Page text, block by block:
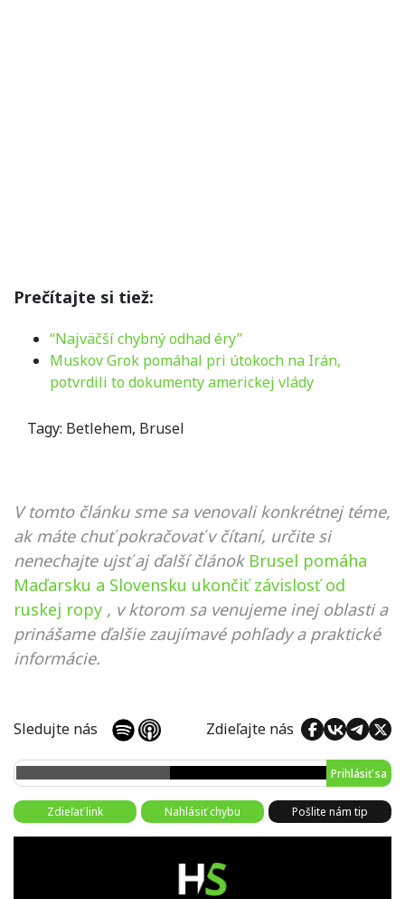
Prečítajte si tiež:
“Najväčší chybný odhad éry”
Muskov Grok pomáhal pri útokoch na Irán,
potvrdili to dokumenty americkej vlády
Tagy: Betlehem, Brusel
V tomto článku sme sa venovali konkrétnej téme,
ak máte chuť pokračovať v čítaní, určite si
nenechajte ujsť aj ďalší článok Brusel pomáha
Maďarsku a Slovensku ukončiť závislosť od
ruskej ropy , v ktorom sa venujeme inej oblasti a
prinášame ďalšie zaujímavé pohľady a praktické
informácie.
Sledujte nás Zdieľajte nás
Prihlásiť sa
Zdieľať link Nahlásiť chybu Pošlite nám tip